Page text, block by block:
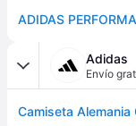
Adidas
Envío
Camiseta Alemania